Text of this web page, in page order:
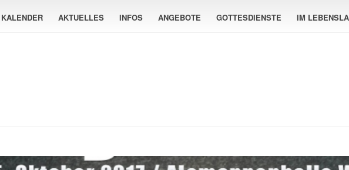
KALENDER AKTUELLES INFOS ANGEBOTE GOTTESDIENSTE IM